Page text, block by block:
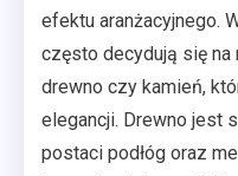
efektu aranżacyjnego.
często decydują się na
drewno czy kamień,
elegancji. Drewno jest
postaci podłóg oraz